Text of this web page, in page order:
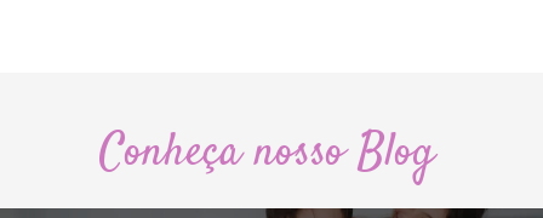
Conheça nosso Blog